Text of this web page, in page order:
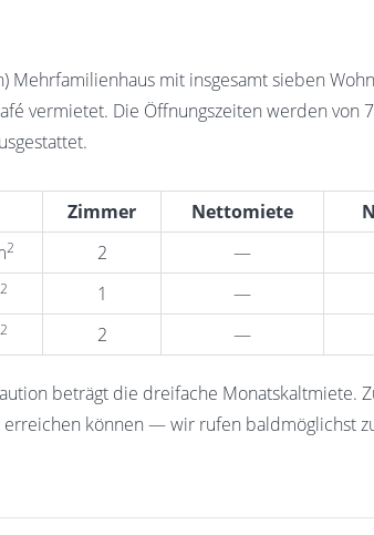
Mehrfamilienhaus mit insgesamt sieben
vermietet. Die Öffnungszeiten werden
Zimmer Nettomiete
2 2 —
2 1 —
2 2 —
beträgt die dreifache Monatskaltmiete.
können — wir rufen baldmöglichst